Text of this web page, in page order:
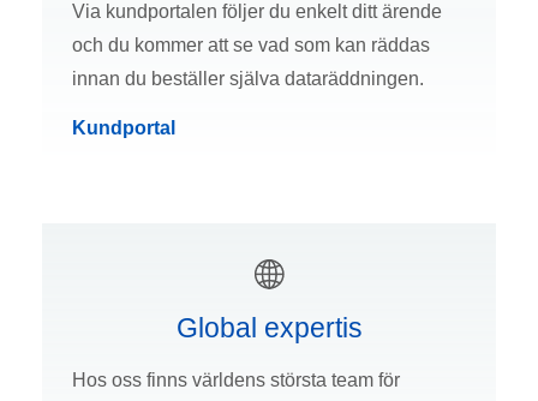
Via kundportalen följer du enkelt ditt ärende
och du kommer att se vad som kan räddas
innan du beställer själva dataräddningen.
Kundportal
Global expertis
Hos oss finns världens största team för